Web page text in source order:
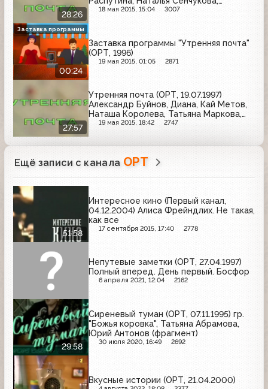
28:26
Александр Буйнов, Анастасия, Михаил
18 мая 2015, 15:04 3007
00:24
Заставка программы "Утренняя почта"
(ОРТ, 1996)
19 мая 2015, 01:05 2871
Заставка программы
27:57
Утренняя почта (ОРТ, 19.07.1997)
Александр Буйнов, Диана, Кай Метов,
Наташа Королева, Татьяна Маркова,
Татьяна Овсиенко.
19 мая 2015, 18:42 2747
Ещё записи с канала ОРТ
51:58
Интересное кино (Первый канал,
04.12.2004) Алиса Фрейндлих. Не такая,
как все
17 сентября 2015, 17:40 2778
Непутевые заметки (ОРТ, 27.04.1997)
Полный вперед. День первый. Босфор
6 апреля 2021, 12:04 2162
29:58
Сиреневый туман (ОРТ, 07.11.1995) гр.
"Божья коровка", Татьяна Абрамова,
Юрий Антонов (фрагмент)
30 июля 2020, 16:49 2692
Вкусные истории (ОРТ, 21.04.2000)